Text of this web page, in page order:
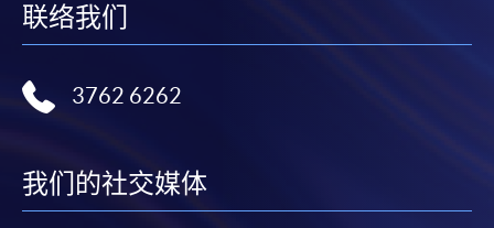
联络我们
3762 6262
我们的社交媒体